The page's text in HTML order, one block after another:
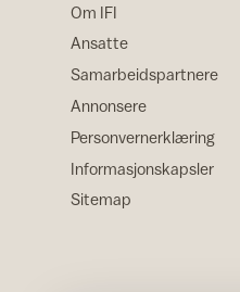
Om IFI
Ansatte
Samarbeidspartnere
Annonsere
Personvernerklæring
Informasjonskapsler
Sitemap